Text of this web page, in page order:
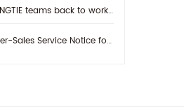
teams back to work at Feb.25th.
Sales Service Notice for Turkey Region